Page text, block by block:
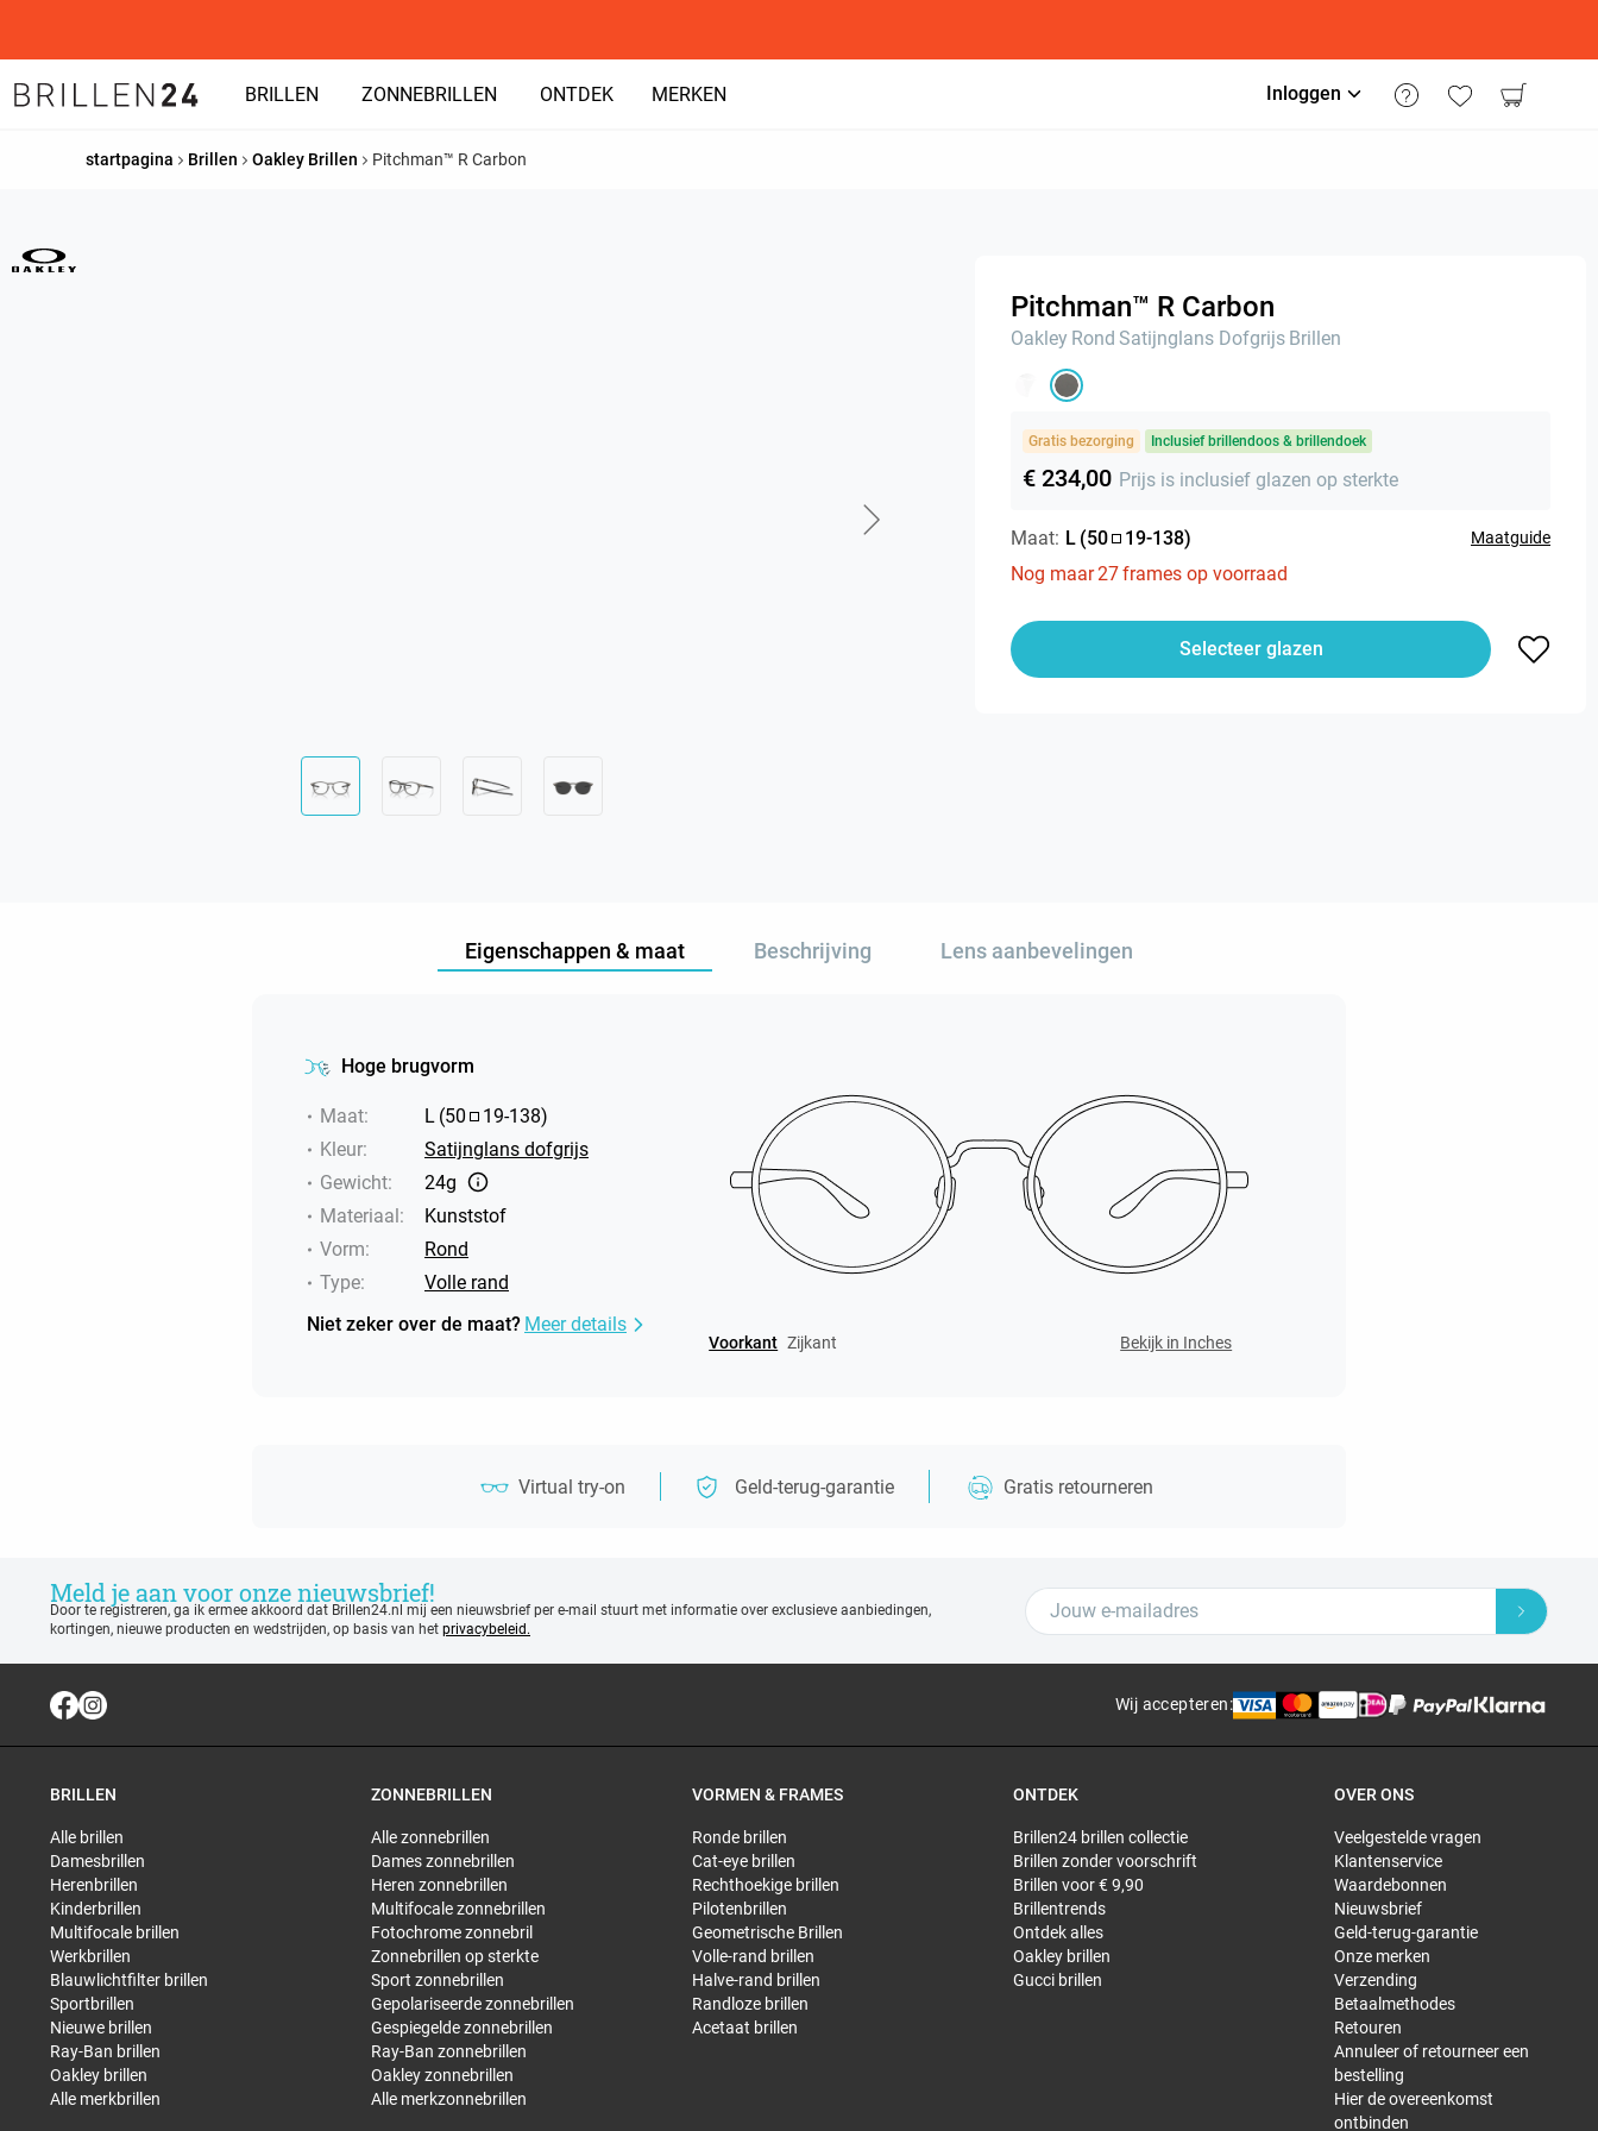
BRILLEN ZONNEBRILLEN ONTDEK MERKEN Inloggen
startpagina Brillen Oakley Brillen Pitchman™ R Carbon
Pitchman™ R Carbon
Oakley Rond Satijnglans Dofgrijs Brillen
Gratis bezorging Inclusief brillendoos & brillendoek
€ 234,00 Prijs is inclusief glazen op sterkte
Maat: L (50 19-138) Maatguide
Nog maar27frames op voorraad
Selecteer glazen
Eigenschappen & maat Beschrijving Lens aanbevelingen
Hoge brugvorm
Maat: L (50 19-138)
Kleur:
Satijnglans dofgrijs
Gewicht:
24g
Materiaal:
Kunststof
Vorm:
Rond
Type:
Volle rand
Niet zeker over de maat? Meer details
Voorkant Zijkant Bekijk in Inches
Virtual try-on Geld-terug-garantie Gratis retourneren
Meld je aan voor onze nieuwsbrief!
Door te registreren, ga ik ermee akkoord dat Brillen24.nl mij een nieuwsbrief per e-mail stuurt met informatie over exclusieve aanbiedingen,
kortingen, nieuwe producten en wedstrijden, op basis van het privacybeleid.
Wij accepteren:
BRILLEN
Alle brillen
Damesbrillen
Herenbrillen
Kinderbrillen
Multifocale brillen
Werkbrillen
Blauwlichtfilter brillen
Sportbrillen
Nieuwe brillen
Ray-Ban brillen
Oakley brillen
Alle merkbrillen
ZONNEBRILLEN
Alle zonnebrillen
Dames zonnebrillen
Heren zonnebrillen
Multifocale zonnebrillen
Fotochrome zonnebril
Zonnebrillen op sterkte
Sport zonnebrillen
Gepolariseerde zonnebrillen
Gespiegelde zonnebrillen
Ray-Ban zonnebrillen
Oakley zonnebrillen
Alle merkzonnebrillen
VORMEN & FRAMES
Ronde brillen
Cat-eye brillen
Rechthoekige brillen
Pilotenbrillen
Geometrische Brillen
Volle-rand brillen
Halve-rand brillen
Randloze brillen
Acetaat brillen
ONTDEK
Brillen24 brillen collectie
Brillen zonder voorschrift
Brillen voor € 9,90
Brillentrends
Ontdek alles
Oakley brillen
Gucci brillen
OVER ONS
Veelgestelde vragen
Klantenservice
Waardebonnen
Nieuwsbrief
Geld-terug-garantie
Onze merken
Verzending
Betaalmethodes
Retouren
Annuleer of retourneer een
bestelling
Hier de overeenkomst
ontbinden